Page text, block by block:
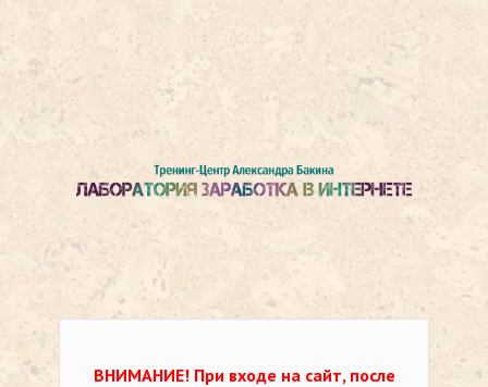
ВНИМАНИЕ! При входе на сайт, после